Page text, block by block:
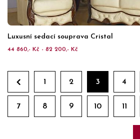
Luxusní sedací souprava Cristal
44 860,- Kč - 82 200,- Kč
1 2 3 4
7 8 9 10 11